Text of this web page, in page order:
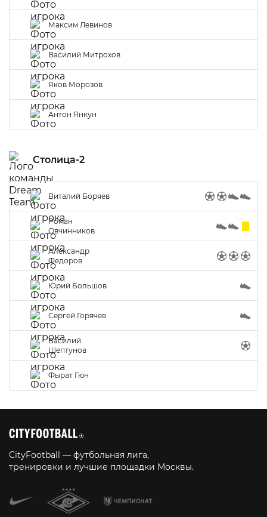
Максим Левинов
Василий Митрохов
Яков Морозов
Антон Янкун
Столица-2
Виталий Боряев
Роман
Овчинников
Александр
Федоров
Юрий Большов
Сергей Горячев
Василий
Шептунов
Фырат Гюн
CityFootball — футбольная лига,
тренировки и лучшие площадки Москвы.